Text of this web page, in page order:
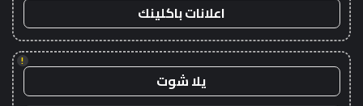
اعلانات باكلينك
!
يلا شوت